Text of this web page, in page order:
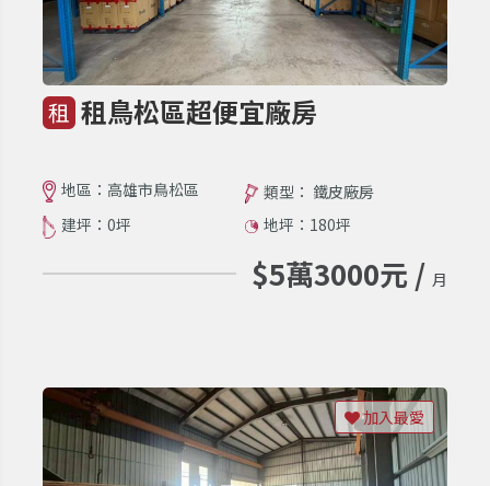
租 租鳥松區超便宜廠房
地區：高雄市鳥松區
類型： 鐵皮廠房
建坪：0坪
地坪：180坪
$5萬3000元 / 月
加入最愛